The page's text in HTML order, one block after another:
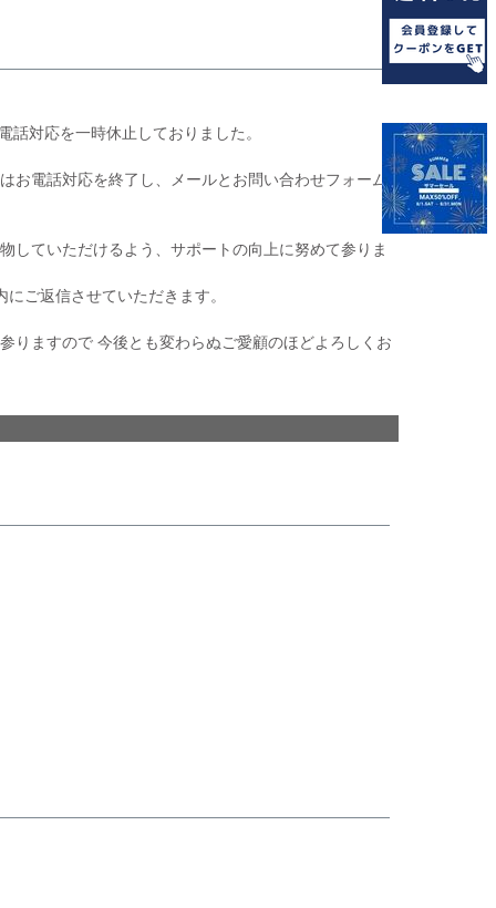
対応を一時休止しておりました。
お電話対応を終了し、メールとお問い合わせフォーム
していただけるよう、サポートの向上に努めて参りま
ご返信させていただきます。
りますので 今後とも変わらぬご愛顧のほどよろしくお